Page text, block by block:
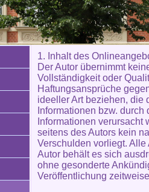
1. Inhalt des
Der Autor übernimmt
Vollständigkeit oder
Haftungsansprüche
ideeller Art beziehen, die
Informationen bzw.
Informationen
seitens des Autors kein
Verschulden vorliegt.
Autor behält es sich
ohne gesonderte
Veröffentlichung